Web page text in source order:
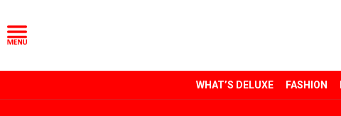
WHAT’S DELUXE FASHION